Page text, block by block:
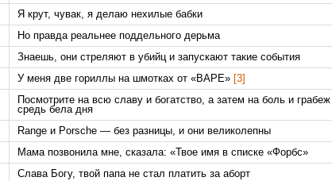
Я крут, чувак, я делаю нехилые бабки
Но правда реальнее поддельного дерьма
Знаешь, они стреляют в убийц и запускают такие события
У меня две гориллы на шмотках от «BAPE» [3]
Посмотрите на всю славу и богатство, а затем на боль и грабеж
средь бела дня
Range и Porsche — без разницы, и они великолепны
Мама позвонила мне, сказала: «Твое имя в списке «Форбс»
Слава Богу, твой папа не стал платить за аборт